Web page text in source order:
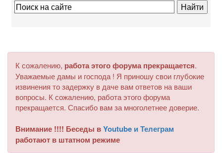
К сожалению, работа этого форума прекращается.
Уважаемые дамы и господа ! Я приношу свои глубокие
извинения то задержку в даче вам ответов на ваши
вопросы. К сожалению, работа этого форума
прекращается. Спасибо вам за многолетнее доверие.
Внимание !!!! Беседы вYoutube и Телеграм
работают в штатном режиме